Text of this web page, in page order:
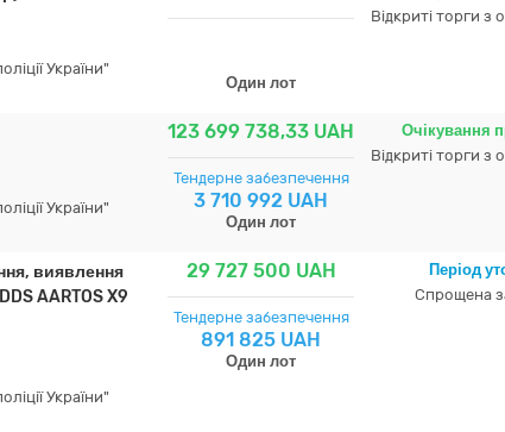
України"
Один лот
Відкриті торги з
України"
123 699 738,33 UAH
Тендерне забезпечення
3 710 992 UAH
Один лот
Очікування
Відкриті торги з
виявлення
AARTOS X9
України"
29 727 500 UAH
Тендерне забезпечення
891 825 UAH
Один лот
Період
Спрощена